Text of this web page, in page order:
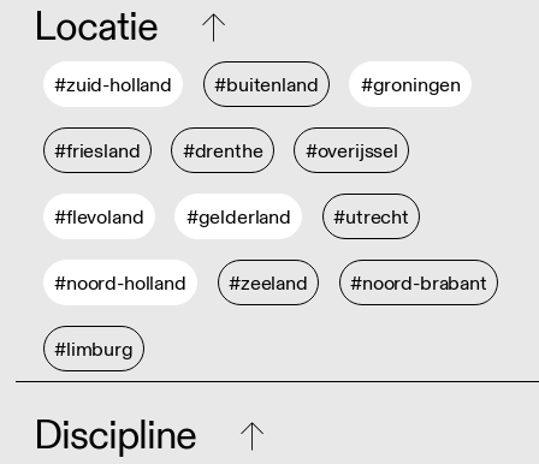
Locatie
#zuid-holland #buitenland #groningen
#friesland #drenthe #overijssel
#flevoland #gelderland #utrecht
#noord-holland #zeeland #noord-brabant
#limburg
Discipline